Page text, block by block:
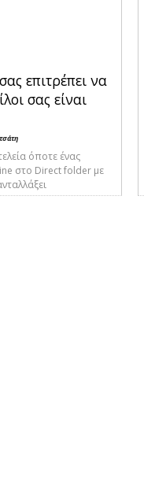
επιτρέπει να
σας είναι
όποτε ένας
στο Direct folder με